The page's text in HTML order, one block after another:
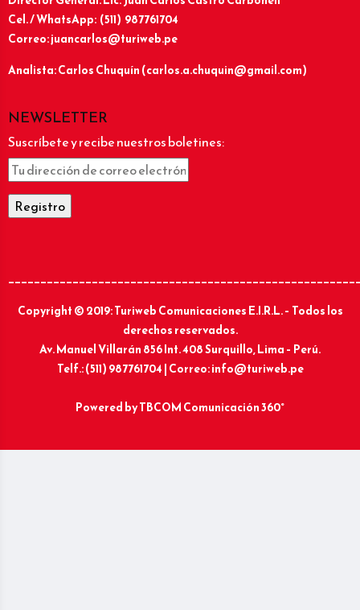
Cel. / WhatsApp: (511) 987761704
Correo: juancarlos@turiweb.pe
Analista: Carlos Chuquín (carlos.a.chuquin@gmail.com)
NEWSLETTER
Suscríbete y recibe nuestros boletines:
Copyright © 2019: Turiweb Comunicaciones E.I.R.L. – Todos los
derechos reservados.
Av. Manuel Villarán 856 Int. 408 Surquillo, Lima – Perú.
Telf.: (511) 987761704 | Correo: info@turiweb.pe
Powered byTBCOM Comunicación 360°